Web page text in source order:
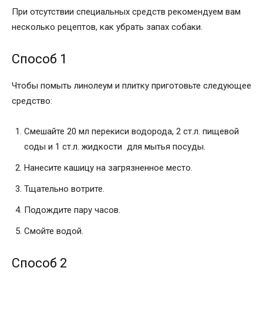
При отсутствии специальных средств рекомендуем вам
несколько рецептов, как убрать запах собаки.
Способ 1
Чтобы помыть линолеум и плитку приготовьте следующее
средство:
Смешайте 20 мл перекиси водорода, 2 ст.л. пищевой
соды и 1 ст.л. жидкости для мытья посуды.
Нанесите кашицу на загрязненное место.
Тщательно вотрите.
Подождите пару часов.
Смойте водой.
Способ 2